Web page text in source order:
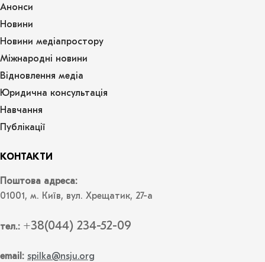
Анонси
Новини
Новини медіапростору
Міжнародні новини
Відновлення медіа
Юридична консультація
Навчання
Публікації
КОНТАКТИ
Поштова адреса:
01001, м. Київ, вул. Хрещатик, 27-а
тел.: +38(044) 234-52-09
email: spilka@nsju.org